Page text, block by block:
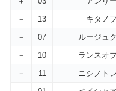
－
13 キタノ
－
07 ルージュ
－
10 ランスオ
－
11 ニシノト